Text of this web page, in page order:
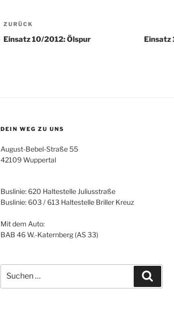
Beitragsnavigation
Vorheriger
Beitrag
ZURÜCK
Einsatz 10/2012: Ölspur Einsatz
DEIN WEG ZU UNS
August-Bebel-Straße 55
42109 Wuppertal
Buslinie: 620 Haltestelle Juliusstraße
Buslinie: 603 / 613 Haltestelle Briller Kreuz
Mit dem Auto:
BAB 46 W.-Katernberg (AS 33)
nach: